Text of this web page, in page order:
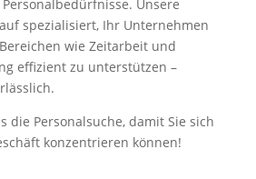
Unsere
spezialisiert, Ihr Unternehmen
wie Zeitarbeit und
effizient zu unterstützen –
die Personalsuche, damit Sie sich
konzentrieren können!